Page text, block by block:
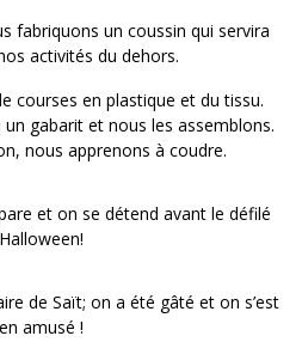
fabriquons un coussin qui servira
activités du dehors.
courses en plastique et du tissu.
gabarit et nous les assemblons.
nous apprenons à coudre.
et on se détend avant le défilé
de Saït; on a été gâté et on s’est
amusé !